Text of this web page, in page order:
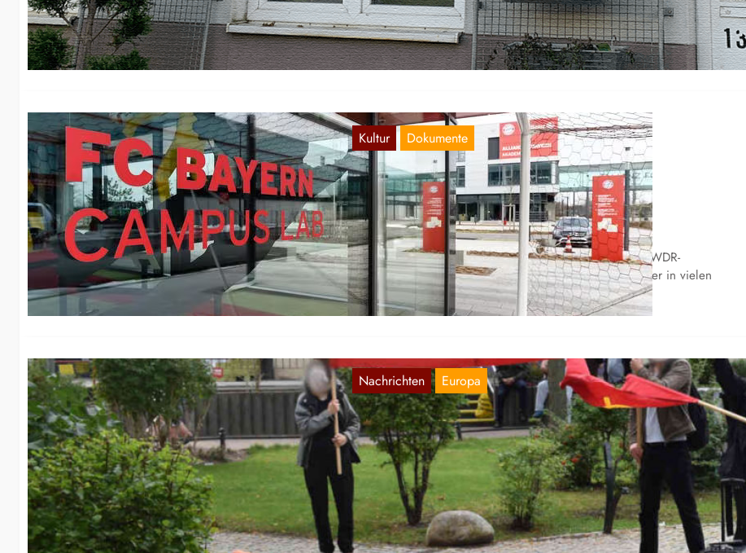
Ende Juni hielten sich in der BRD über 1,1 Millionen Kriegsflüchtlinge aus
der Ukraine auf, knapp zwei Drittel davon sind…
Kultur Dokumente
Sport: Ausbeutung in
Nachwuchsleistungszentren
Juli 22, 2023
In den Jahren 2021 und 2022 offenbarten Berichte des WDR-
Hintergrundmagazins Sport inside die Zustände für Trainer in vielen
Nachwuchsleistungszentren von…
Nachrichten Europa
Berlin: Kundgebung „Gegen die Abwälzung
der Kosten von Krieg und Krise auf die
Arbeiterklasse“
Sep. 12, 2022
Wir dokumentieren einen uns zugeschickten Bericht über eine
Kundgebung in Berlin-Hohenschönhausen.